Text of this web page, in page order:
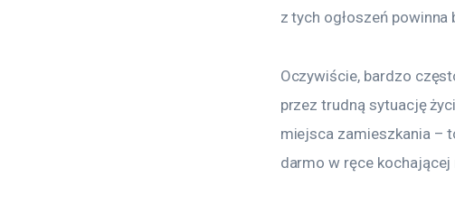
z tych ogłoszeń
Oczywiście, bardzo
przez trudną sytuację
miejsca zamieszkania –
darmo w ręce kochającej